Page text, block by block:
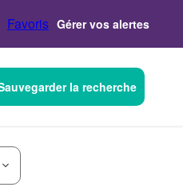
Favoris Gérer vos alertes
la recherche